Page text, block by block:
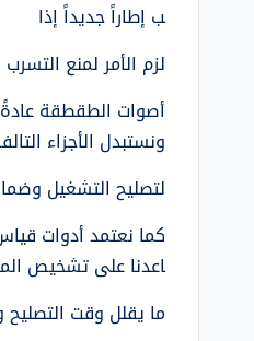
ب إطاراً جديداً إذا
لزم الأمر لمنع
أصوات الطقطقة
ونستبدل الأجزاء
لتصليح التشغيل
كما نعتمد أدوات
اعدنا على تشخيص
ما يقلل وقت